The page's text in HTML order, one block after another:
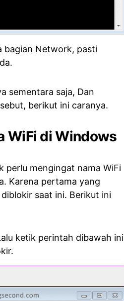
bagian Network, pasti
sementara saja, Dan
berikut ini caranya.
WiFi di Windows
perlu mengingat nama WiFi
Karena pertama yang
saat ini. Berikut ini
ketik perintah dibawah ini